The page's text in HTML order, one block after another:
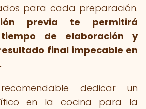
para cada preparación.
previa te permitirá
de elaboración y
final impecable en
dedicar un
en la cocina para la